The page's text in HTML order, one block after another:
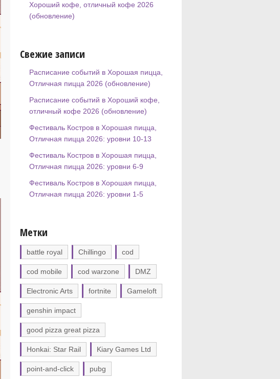
Хороший кофе, отличный кофе 2026
(обновление)
Свежие записи
Расписание событий в Хорошая пицца,
Отличная пицца 2026 (обновление)
Расписание событий в Хороший кофе,
отличный кофе 2026 (обновление)
Фестиваль Костров в Хорошая пицца,
Отличная пицца 2026: уровни 10-13
Фестиваль Костров в Хорошая пицца,
Отличная пицца 2026: уровни 6-9
Фестиваль Костров в Хорошая пицца,
Отличная пицца 2026: уровни 1-5
Метки
battle royal Chillingo cod
cod mobile cod warzone DMZ
Electronic Arts fortnite Gameloft
genshin impact
good pizza great pizza
Honkai: Star Rail Kiary Games Ltd
point-and-click pubg